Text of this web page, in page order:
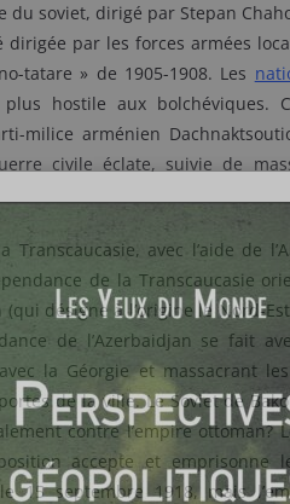
soviet, dirigé par Stepan
par les forces armées
tatare » de 1905-1908. Les
hostile aux bolchéviques.
milice arménien
civile éclate, suivie de
avec l’aide de
de la Transcaucasie
désigne à l’origine le Nord-Est
de l’Azerbaidjan se fait
la Géorgie et massacrant
de la ville. Le Soviet de
contre l’empire ottoman?
accepte et emprisonne
15 septembre 1918, mais